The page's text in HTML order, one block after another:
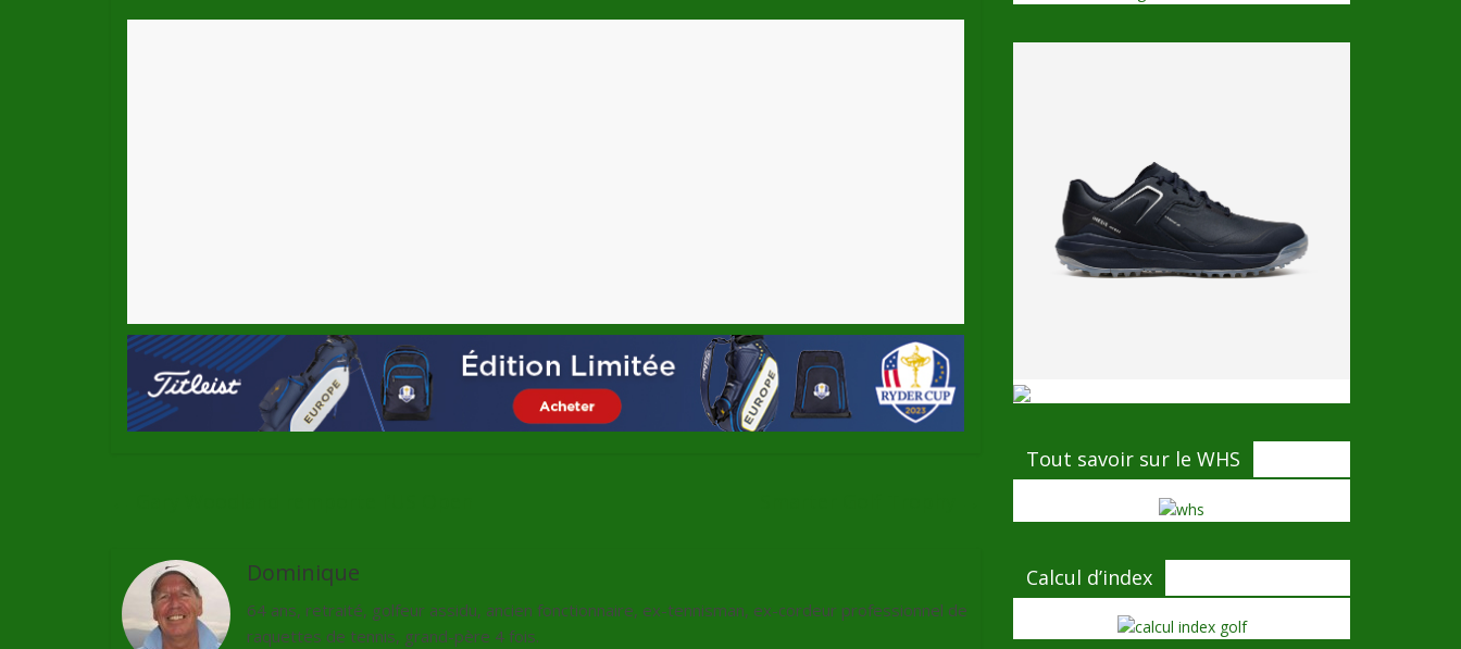
Dominique
64 ans, retraité, golfeur assidu, ancien fonctionnaire, ex-tennisman, ex-cordeur professionnel de
raquettes de tennis, grand-père 4 fois.
Tout savoir sur le WHS
Calcul d’index